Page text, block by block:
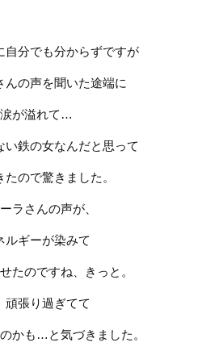
自分でも分からずですが
んの声を聞いた途端に
涙が溢れて …
い鉄の女なんだと思って
たので驚きました。
ラさんの声が、
ルギーが染みて
たのですね、きっと。
頑張り過ぎてて
かも … と気づきました。